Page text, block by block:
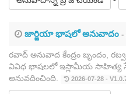
జార్జియా భాషలో అనువాదం -
రవాద్ అనువాద కేంద్రం
వివిధ భాషలలో ఇస్లామీయ సాహిత్య
అనువదించింది.
2026-07-28 -